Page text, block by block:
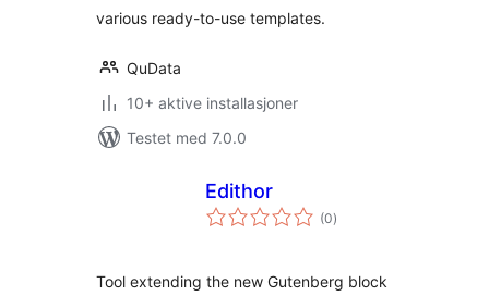
various ready-to-use templates.
QuData
10+ aktive installasjoner
Testet med 7.0.0
Edithor
(0totale
vurderinger
)
Tool extending the new Gutenberg block